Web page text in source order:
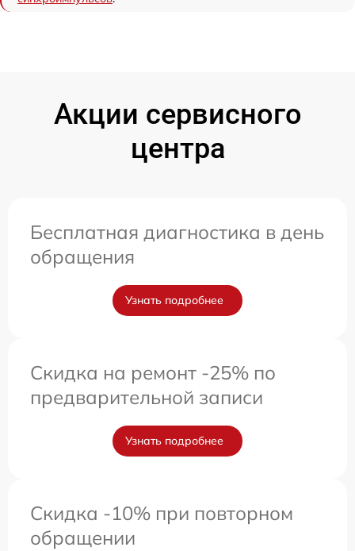
Акции сервисного
центра
Бесплатная диагностика в день
обращения
Узнать подробнее
Скидка на ремонт -25% по
предварительной записи
Узнать подробнее
Скидка -10% при повторном
обращении